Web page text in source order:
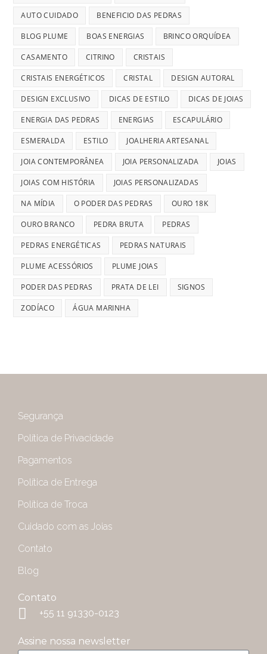
AUTO CUIDADO BENEFICIO DAS PEDRAS
BLOG PLUME BOAS ENERGIAS BRINCO ORQUÍDEA
CASAMENTO CITRINO CRISTAIS
CRISTAIS ENERGÉTICOS CRISTAL DESIGN AUTORAL
DESIGN EXCLUSIVO DICAS DE ESTILO DICAS DE JOIAS
ENERGIA DAS PEDRAS ENERGIAS ESCAPULÁRIO
ESMERALDA ESTILO JOALHERIA ARTESANAL
JOIA CONTEMPORÂNEA JOIA PERSONALIZADA JOIAS
JOIAS COM HISTÓRIA JOIAS PERSONALIZADAS
NA MÍDIA O PODER DAS PEDRAS OURO 18K
OURO BRANCO PEDRA BRUTA PEDRAS
PEDRAS ENERGÉTICAS PEDRAS NATURAIS
PLUME ACESSÓRIOS PLUME JOIAS
PODER DAS PEDRAS PRATA DE LEI SIGNOS
ZODÍACO ÁGUA MARINHA
Segurança
Política de Privacidade
Pagamentos
Política de Entrega
Política de Troca
Cuidado com as Joias
Contato
Blog
Contato
+55 11 91330-0123
Assine nossa newsletter